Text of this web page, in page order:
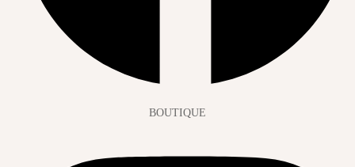
BOUTIQUE